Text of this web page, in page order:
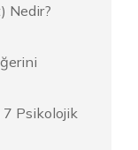
Nedir?
7 Psikolojik